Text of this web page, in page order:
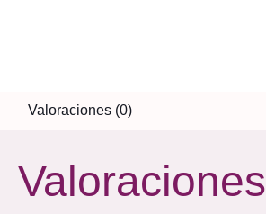
Valoraciones (0)
Valoraciones